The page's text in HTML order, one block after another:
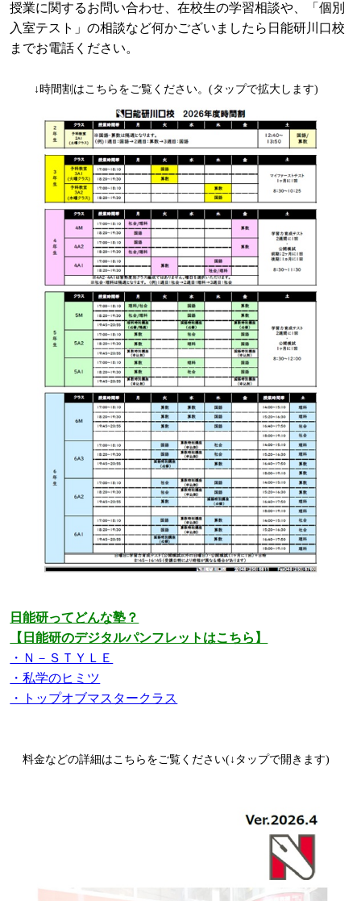
授業に関するお問い合わせ、在校生の学習相談や、「個別
入室テスト」の相談など何かございましたら日能研川口校
までお電話ください。
↓時間割はこちらをご覧ください。(タップで拡大します)
日能研ってどんな塾？
【日能研のデジタルパンフレットはこちら】
・Ｎ－ＳＴＹＬＥ
・私学のヒミツ
・トップオブマスタークラス
料金などの詳細はこちらをご覧ください(↓タップで開きます)